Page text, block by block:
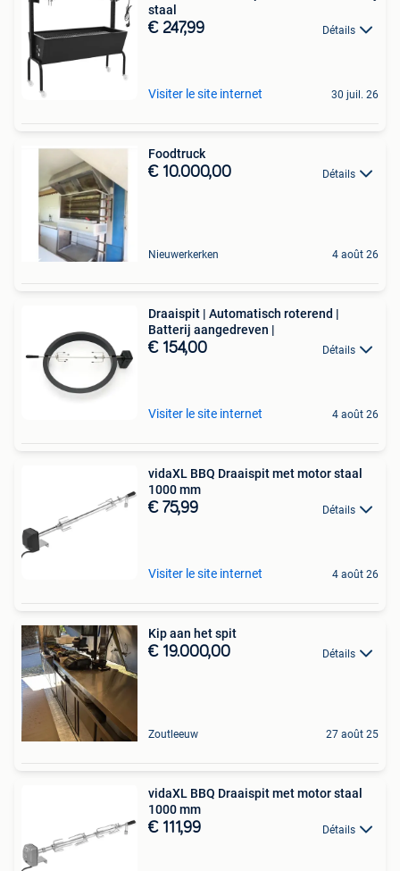
staal
€ 247,99 Détails
Visiter le site internet 30 juil. 26
Foodtruck
€ 10.000,00 Détails
Nieuwerkerken 4 août 26
Draaispit | Automatisch roterend |
Batterij aangedreven |
€ 154,00 Détails
Visiter le site internet 4 août 26
vidaXL BBQ Draaispit met motor staal
1000 mm
€ 75,99 Détails
Visiter le site internet 4 août 26
Kip aan het spit
€ 19.000,00 Détails
Zoutleeuw 27 août 25
vidaXL BBQ Draaispit met motor staal
1000 mm
€ 111,99 Détails